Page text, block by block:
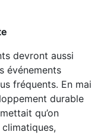
devront aussi
événements
fréquents. En mai
durable
qu’on